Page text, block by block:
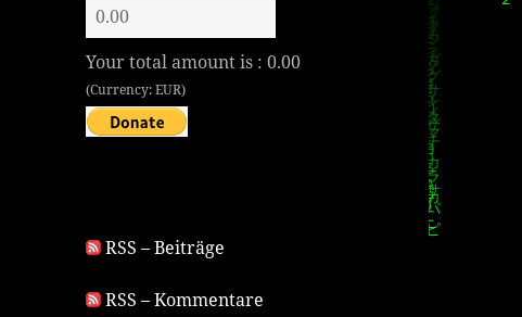
Your total amount is :0.00
(Currency: EUR)
RSS – Beiträge
RSS – Kommentare